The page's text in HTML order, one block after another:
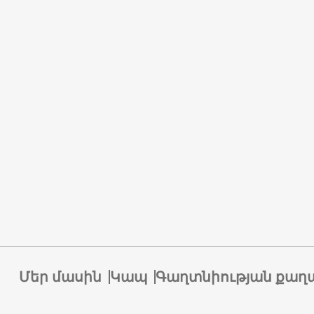
Մեր մասին Կապ Գաղտնիության